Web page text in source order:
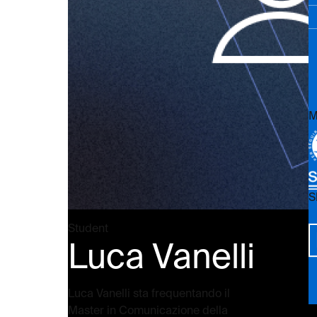
Student
Luca Vanelli
Luca Vanelli sta frequentando il
Master in Comunicazione della